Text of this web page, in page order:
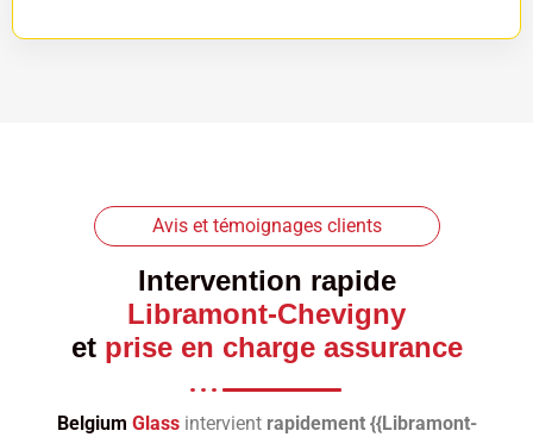
Avis et témoignages clients
Intervention rapide
Libramont-Chevigny
et prise en charge assurance
Belgium Glassintervient rapidement {{Libramont-